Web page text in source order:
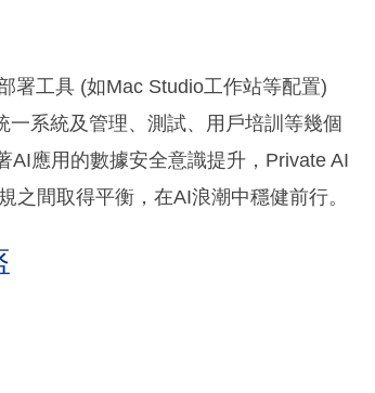
署工具 (如Mac Studio工作站等配置)
系統及管理、測試、用戶培訓等幾個
AI應用的數據安全意識提升，Private AI
間取得平衡，在AI浪潮中穩健前行。